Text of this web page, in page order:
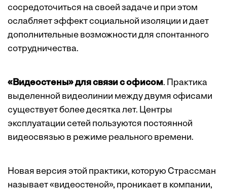
сосредоточиться на своей задаче и при этом
ослабляет эффект социальной изоляции и дает
дополнительные возможности для спонтанного
сотрудничества.
«Видеостены» для связи с офисом. Практика
выделенной видеолинии между двумя офисами
существует более десятка лет. Центры
эксплуатации сетей пользуются постоянной
видеосвязью в режиме реального времени.
Новая версия этой практики, которую Страссман
называет «видеостеной», проникает в компании,